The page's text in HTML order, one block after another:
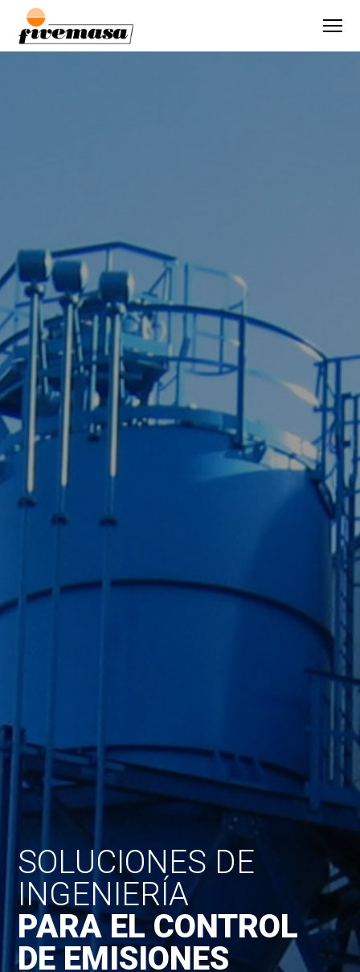
SOLUCIONES DE
INGENIERÍA
PARA EL CONTROL
DE EMISIONES